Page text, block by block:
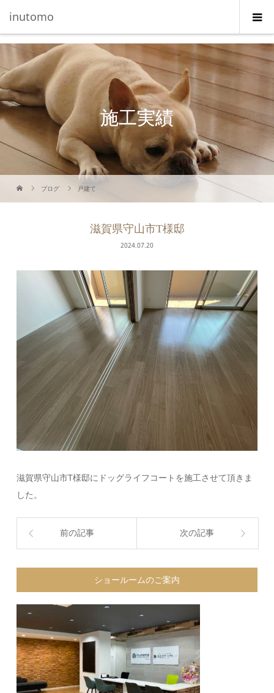
inutomo
施工実績
ブログ 戸建て
滋賀県守山市T様邸
2024.07.20
滋賀県守山市T様邸にドッグライフコートを施工させて頂きま
した。
前の記事 次の記事
ショールームのご案内